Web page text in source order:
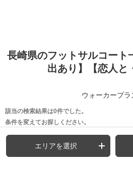
長崎県のフットサルコート
出あり】【恋人と
ウォーカープ
該当の検索結果は0件でした。
条件を変えてお探しください。
エリアを選択